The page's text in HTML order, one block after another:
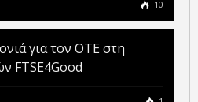
10
για τον ΟΤΕ στη
FTSE4Good